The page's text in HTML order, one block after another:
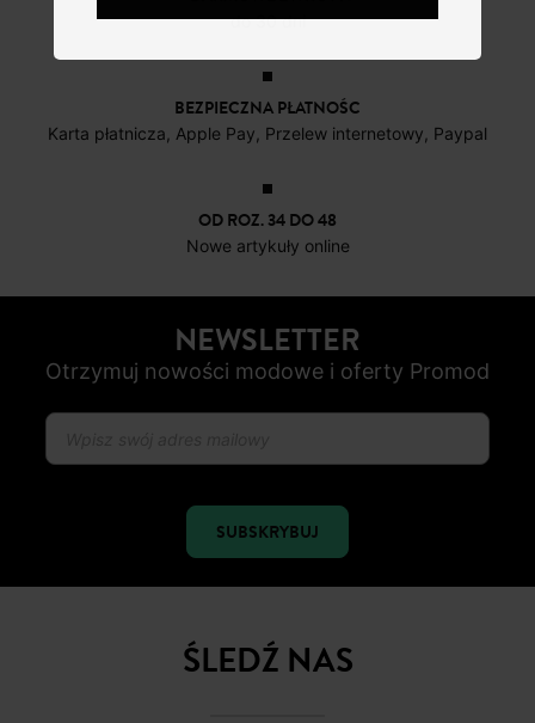
do 30 dni
BEZPIECZNA PŁATNOŚC
Karta płatnicza, Apple Pay, Przelew internetowy, Paypal
OD ROZ. 34 DO 48
Nowe artykuły online
NEWSLETTER
Otrzymuj nowości modowe i oferty Promod
SUBSKRYBUJ
ŚLEDŹ NAS